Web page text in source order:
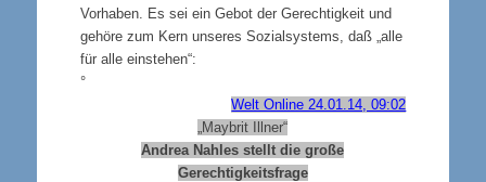
Vorhaben. Es sei ein Gebot der Gerechtigkeit und
gehöre zum Kern unseres Sozialsystems, daß „alle
für alle einstehen“:
°
Welt Online 24.01.14, 09:02
„Maybrit Illner“
Andrea Nahles stellt die große
Gerechtigkeitsfrage